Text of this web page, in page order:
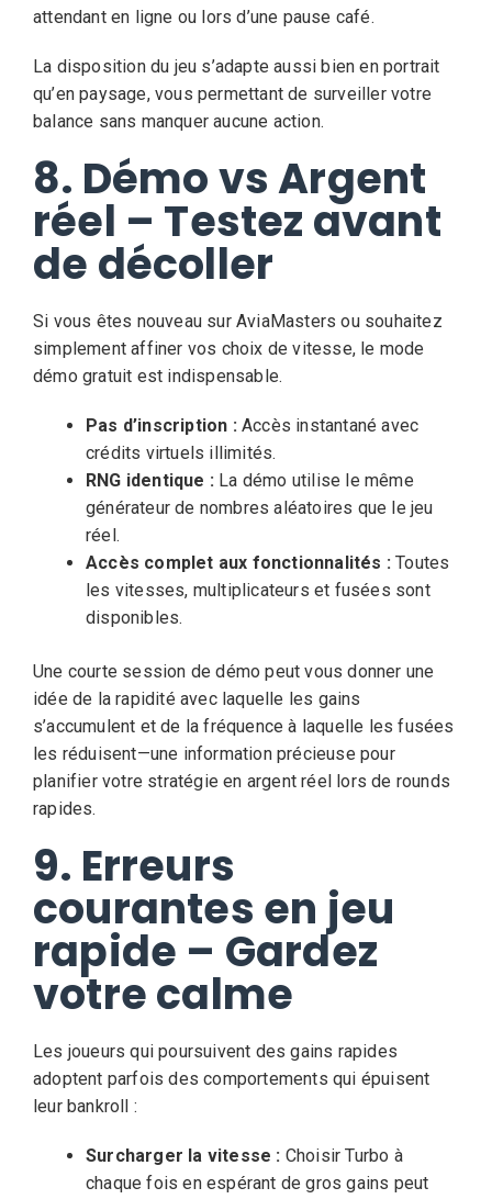
attendant en ligne ou lors d’une pause café.
La disposition du jeu s’adapte aussi bien en portrait
qu’en paysage, vous permettant de surveiller votre
balance sans manquer aucune action.
8. Démo vs Argent
réel – Testez avant
de décoller
Si vous êtes nouveau sur AviaMasters ou souhaitez
simplement affiner vos choix de vitesse, le mode
démo gratuit est indispensable.
Pas d’inscription :Accès instantané avec
crédits virtuels illimités.
RNG identique : La démo utilise le même
générateur de nombres aléatoires que le jeu
réel.
Accès complet aux fonctionnalités : Toutes
les vitesses, multiplicateurs et fusées sont
disponibles.
Une courte session de démo peut vous donner une
idée de la rapidité avec laquelle les gains
s’accumulent et de la fréquence à laquelle les fusées
les réduisent—une information précieuse pour
planifier votre stratégie en argent réel lors de rounds
rapides.
9. Erreurs
courantes en jeu
rapide – Gardez
votre calme
Les joueurs qui poursuivent des gains rapides
adoptent parfois des comportements qui épuisent
leur bankroll :
Surcharger la vitesse : Choisir Turbo à
chaque fois en espérant de gros gains peut